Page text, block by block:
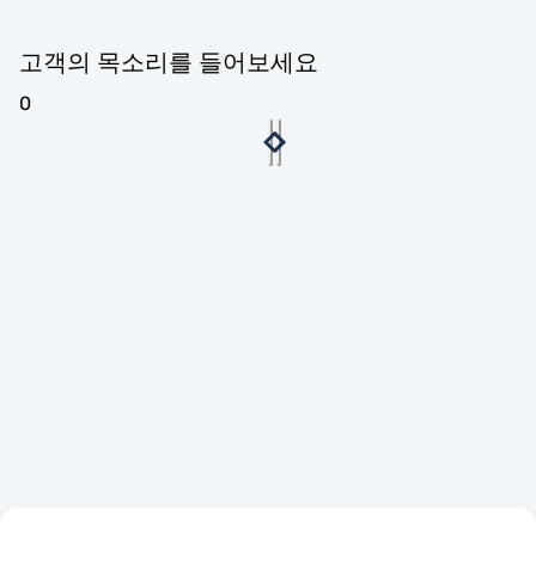
고객의 목소리를 들어보세요
0